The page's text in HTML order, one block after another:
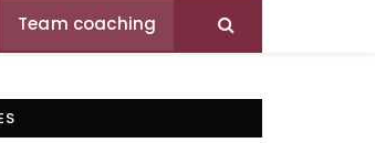
Team coaching